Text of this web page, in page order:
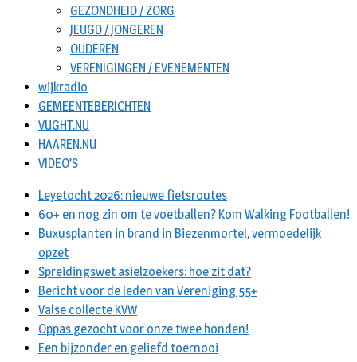
GEZONDHEID / ZORG
JEUGD / JONGEREN
OUDEREN
VERENIGINGEN / EVENEMENTEN
wijkradio
GEMEENTEBERICHTEN
VUGHT.NU
HAAREN.NU
VIDEO’S
Leyetocht 2026: nieuwe fietsroutes
60+ en nog zin om te voetballen? Kom Walking Footballen!
Buxusplanten in brand in Biezenmortel, vermoedelijk
opzet
Spreidingswet asielzoekers: hoe zit dat?
Bericht voor de leden van Vereniging 55+
Valse collecte KVW
Oppas gezocht voor onze twee honden!
Een bijzonder en geliefd toernooi